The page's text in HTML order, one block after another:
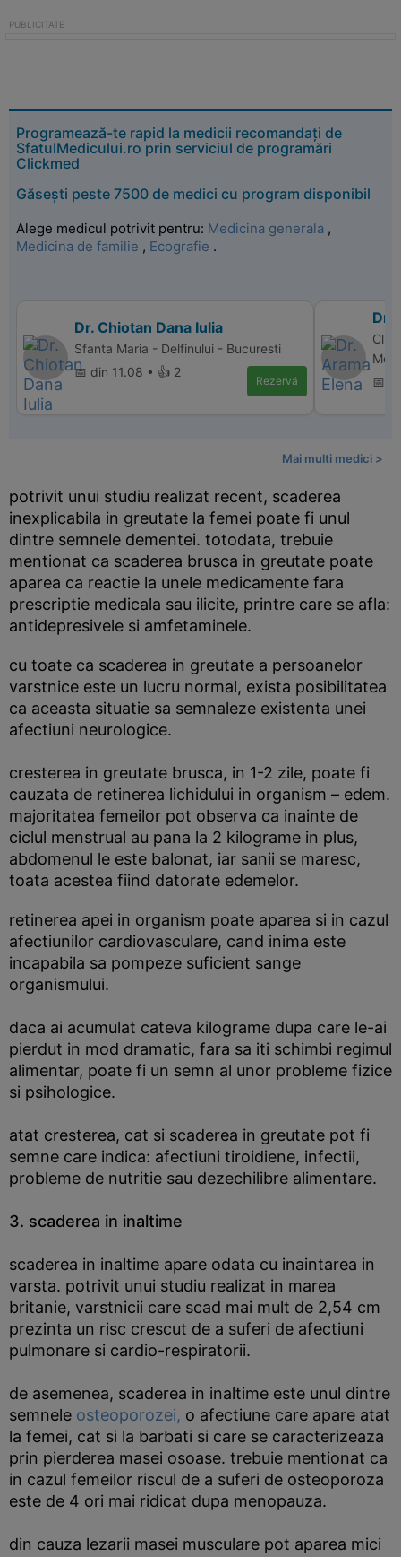
Programează-te rapid la medicii recomandați de
SfatulMedicului.ro prin serviciul de programări
Clickmed
Găsești peste 7500 de medici cu program disponibil
Alege medicul potrivit pentru: Medicina generala ,
Medicina de familie , Ecografie .
Dr. Chiotan Dana Iulia
Sfanta Maria - Delfinului - Bucuresti
📅 din 11.08 • 👍 2
Rezervă
Dr.
📅
Mai multi medici >
potrivit unui studiu realizat recent, scaderea
inexplicabila in greutate la femei poate fi unul
dintre semnele dementei. totodata, trebuie
mentionat ca scaderea brusca in greutate poate
aparea ca reactie la unele medicamente fara
prescriptie medicala sau ilicite, printre care se afla:
antidepresivele si amfetaminele.
cu toate ca scaderea in greutate a persoanelor
varstnice este un lucru normal, exista posibilitatea
ca aceasta situatie sa semnaleze existenta unei
afectiuni neurologice.
cresterea in greutate brusca, in 1-2 zile, poate fi
cauzata de retinerea lichidului in organism – edem.
majoritatea femeilor pot observa ca inainte de
ciclul menstrual au pana la 2 kilograme in plus,
abdomenul le este balonat, iar sanii se maresc,
toata acestea fiind datorate edemelor.
retinerea apei in organism poate aparea si in cazul
afectiunilor cardiovasculare, cand inima este
incapabila sa pompeze suficient sange
organismului.
daca ai acumulat cateva kilograme dupa care le-ai
pierdut in mod dramatic, fara sa iti schimbi regimul
alimentar, poate fi un semn al unor probleme fizice
si psihologice.
atat cresterea, cat si scaderea in greutate pot fi
semne care indica: afectiuni tiroidiene, infectii,
probleme de nutritie sau dezechilibre alimentare.
3. scaderea in inaltime
scaderea in inaltime apare odata cu inaintarea in
varsta. potrivit unui studiu realizat in marea
britanie, varstnicii care scad mai mult de 2,54 cm
prezinta un risc crescut de a suferi de afectiuni
pulmonare si cardio-respiratorii.
de asemenea, scaderea in inaltime este unul dintre
semnele osteoporozei, o afectiune care apare atat
la femei, cat si la barbati si care se caracterizeaza
prin pierderea masei osoase. trebuie mentionat ca
in cazul femeilor riscul de a suferi de osteoporoza
este de 4 ori mai ridicat dupa menopauza.
din cauza lezarii masei musculare pot aparea mici